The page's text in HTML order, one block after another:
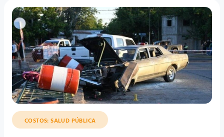
COSTOS: SALUD PÚBLICA